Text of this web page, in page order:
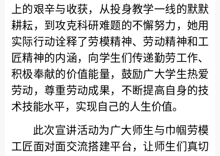
上的艰辛与收获，从投身教学一线的默默
耕耘，到攻克科研难题的不懈努力，她用
实际行动诠释了劳模精神、 劳动精神和工
匠精神的内涵， 向学生们传递勤劳工作、
积极奉献的价值能量，鼓励广大学生热爱
劳动，尊重劳动成果，不断提高自身的技
术技能水平，实现自己的人生价值。
此次宣讲活动为广大师生与巾帼劳模
工匠面对面交流搭建平台， 让师生们 真切